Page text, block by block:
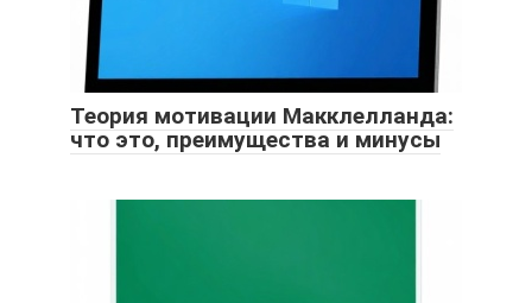
Теория мотивации Макклелланда:
что это, преимущества и минусы